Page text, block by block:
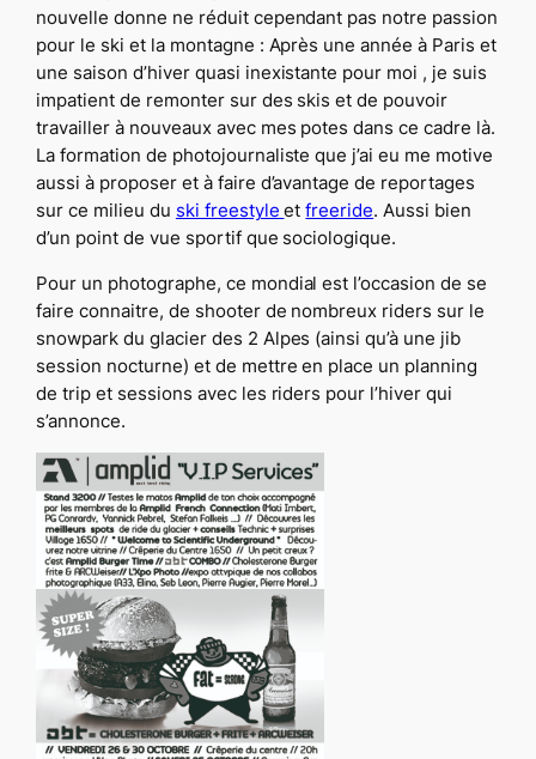
nouvelle donne ne réduit cependant pas notre passion
pour le ski et la montagne : Après une année à Paris et
une saison d’hiver quasi inexistante pour moi , je suis
impatient de remonter sur des skis et de pouvoir
travailler à nouveaux avec mes potes dans ce cadre là.
La formation de photojournaliste que j’ai eu me motive
aussi à proposer et à faire d’avantage de reportages
sur ce milieu du ski freestyleetfreeride. Aussi bien
d’un point de vue sportif que sociologique.
Pour un photographe, ce mondial est l’occasion de se
faire connaitre, de shooter de nombreux riders sur le
snowpark du glacier des 2 Alpes (ainsi qu’à une jib
session nocturne) et de mettre en place un planning
de trip et sessions avec les riders pour l’hiver qui
s’annonce.